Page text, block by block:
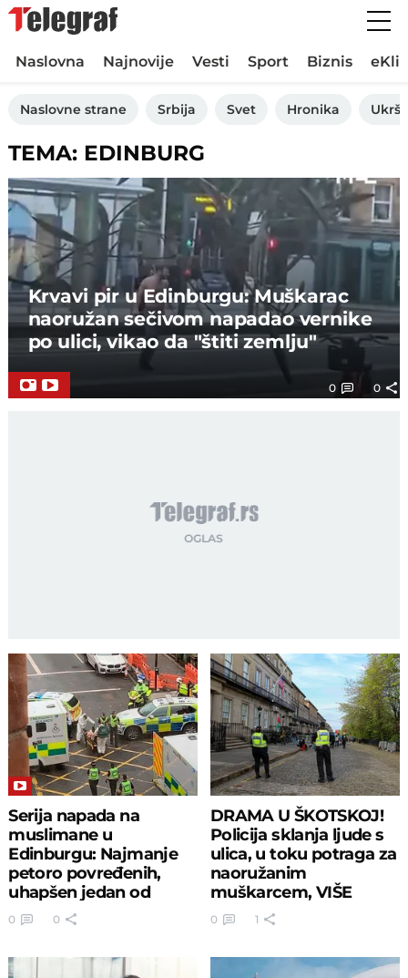
Naslovna Najnovije Vesti Sport Biznis
Naslovne strane Srbija Svet Hronika
TEMA: EDINBURG
Krvavi pir u Edinburgu: Muškarac
naoružan sečivom napadao vernike
po ulici, vikao da "štiti zemlju"
0 0
Serija napada na
muslimane u
Edinburgu: Najmanje
petoro povređenih,
uhapšen jedan od
napadača
0 0
DRAMA U ŠKOTSKOJ!
Policija sklanja ljude s
ulica, u toku potraga za
naoružanim
muškarcem, VIŠE
LJUDI IZBODENO!
0 1